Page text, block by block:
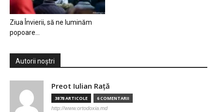
Ziua Învierii, să ne luminăm
popoare…
Autorii noștri
Preot Iulian Raţă
3878 ARTICOLE 6 COMENTARII
http://www.ortodoxia.md